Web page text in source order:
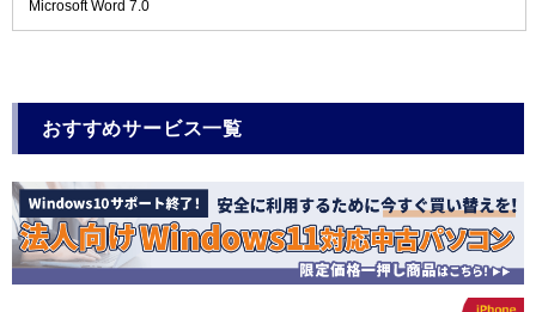
Microsoft Word 7.0
おすすめサービス一覧